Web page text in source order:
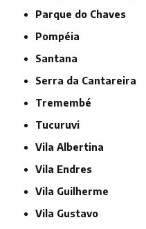
Parque do Chaves
Pompéia
Santana
Serra da Cantareira
Tremembé
Tucuruvi
Vila Albertina
Vila Endres
Vila Guilherme
Vila Gustavo